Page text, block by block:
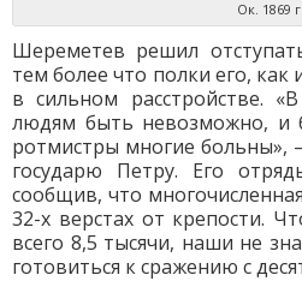
Ок. 1869 г.
Шереметев решил
тем более что полки его, как
в сильном расстройстве.
людям быть невозможно, и
ротмистры многие больны»,
государю Петру. Его
сообщив, что
32-х верстах от крепости.
всего 8,5 тысячи, наши не
готовиться к сражению с